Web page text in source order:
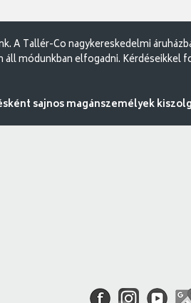
A Tallér-Co nagykereskedelmi
áll módunkban elfogadni.
sajnos magánszemélyek